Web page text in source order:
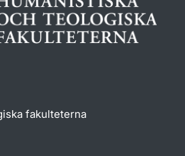
fakulteterna